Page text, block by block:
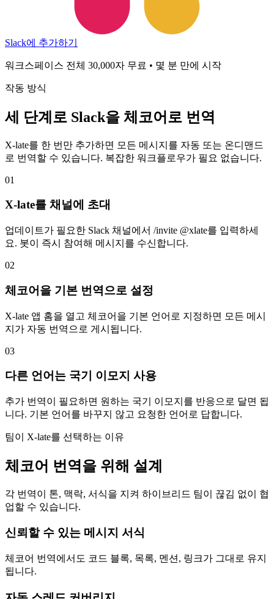
Slack에 추가하기
워크스페이스 전체 30,000자 무료 • 몇 분 만에 시작
작동 방식
세 단계로 Slack을 체코어로 번역
X-late를 한 번만 추가하면 모든 메시지를 자동 또는 온디맨드
로 번역할 수 있습니다. 복잡한 워크플로우가 필요 없습니다.
01
X-late를 채널에 초대
업데이트가 필요한 Slack 채널에서 /invite @xlate를 입력하세
요. 봇이 즉시 참여해 메시지를 수신합니다.
02
체코어을 기본 번역으로 설정
X-late 앱 홈을 열고 체코어을 기본 언어로 지정하면 모든 메시
지가 자동 번역으로 게시됩니다.
03
다른 언어는 국기 이모지 사용
추가 번역이 필요하면 원하는 국기 이모지를 반응으로 달면 됩
니다. 기본 언어를 바꾸지 않고 요청한 언어로 답합니다.
팀이 X-late를 선택하는 이유
체코어 번역을 위해 설계
각 번역이 톤, 맥락, 서식을 지켜 하이브리드 팀이 끊김 없이 협
업할 수 있습니다.
신뢰할 수 있는 메시지 서식
체코어 번역에서도 코드 블록, 목록, 멘션, 링크가 그대로 유지
됩니다.